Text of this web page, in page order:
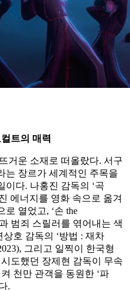
트의 매력
거운 소재로 떠올랐다. 서구
는 장르가 세계적인 주목을
이다. 나홍진 감독의 ‘곡
에너지를 영화 속으로 옮겨
열었고, ‘손 the
범죄 스릴러를 엮어내는 색
호 감독의 ‘방법 : 재차
그리고 일찍이 한국형
시도했던 장제현 감독이 무속
천만 관객을 동원한 ‘파
.